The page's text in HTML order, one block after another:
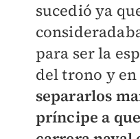
sucedió ya
para ser la
del trono y en
separarlos
príncipe a